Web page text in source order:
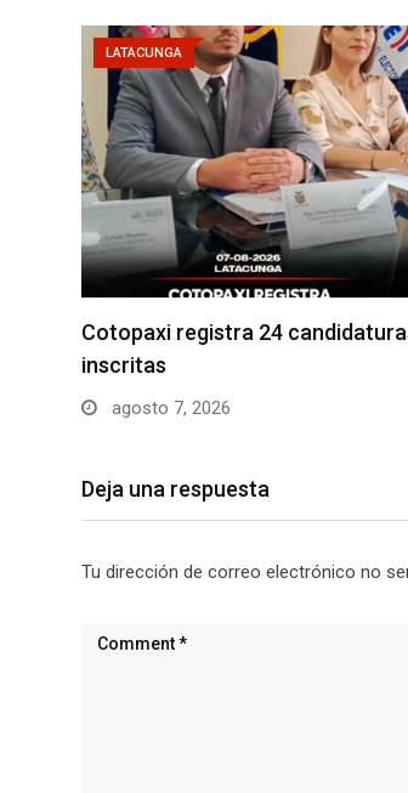
LATACUNGA
Cotopaxi registra 24
inscritas
agosto 7, 2026
Deja una respuesta
Tu dirección de correo electrónico no